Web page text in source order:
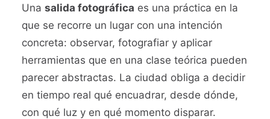
Una salida fotográfica es una práctica en la
que se recorre un lugar con una intención
concreta: observar, fotografiar y aplicar
herramientas que en una clase teórica pueden
parecer abstractas. La ciudad obliga a decidir
en tiempo real qué encuadrar, desde dónde,
con qué luz y en qué momento disparar.